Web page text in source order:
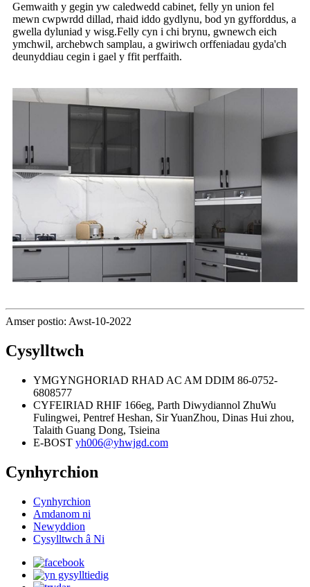
Gemwaith y gegin yw caledwedd cabinet, felly yn union fel
mewn cwpwrdd dillad, rhaid iddo gydlynu, bod yn gyfforddus, a
gwella dyluniad y wisg.Felly cyn i chi brynu, gwnewch eich
ymchwil, archebwch samplau, a gwiriwch orffeniadau gyda'ch
deunyddiau cegin i gael y ffit perffaith.
Amser postio: Awst-10-2022
Cysylltwch
YMGYNGHORIAD RHAD AC AM DDIM 86-0752-
6808577
CYFEIRIAD RHIF 166eg, Parth Diwydiannol ZhuWu
Fulingwei, Pentref Heshan, Sir YuanZhou, Dinas Hui zhou,
Talaith Guang Dong, Tsieina
E-BOST yh006@yhwjgd.com
Cynhyrchion
Cynhyrchion
Amdanom ni
Newyddion
Cysylltwch â Ni